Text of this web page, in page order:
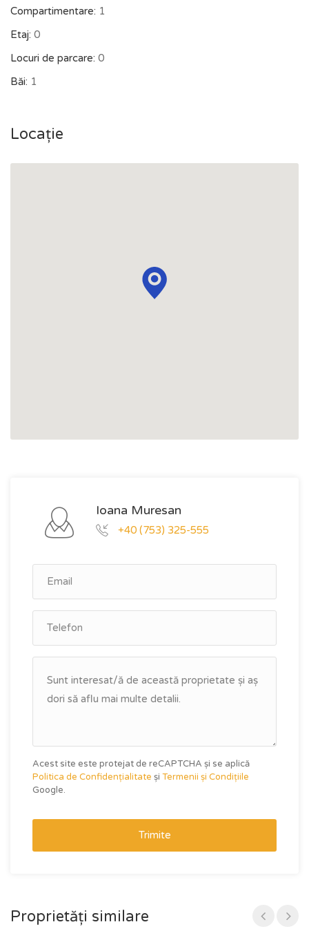
Compartimentare: 1
Etaj: 0
Locuri de parcare: 0
Băi: 1
Locație
Ioana Muresan
+40 (753) 325-555
Acest site este protejat de reCAPTCHA și se aplică
Politica de Confidențialitate și Termenii și Condițiile
Google.
Trimite
Proprietăți similare